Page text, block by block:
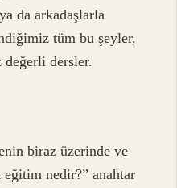
da arkadaşlarla
tüm bu şeyler,
değerli dersler.
biraz üzerinde ve
nedir?” anahtar